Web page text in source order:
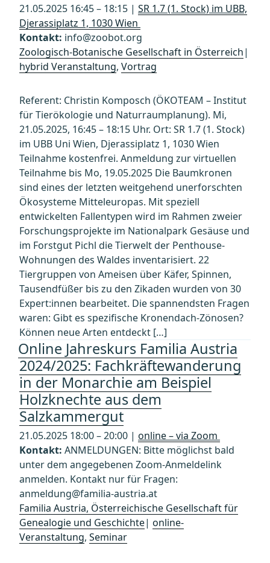
21.05.2025 16:45 – 18:15 | SR 1.7 (1. Stock) im UBB,
Djerassiplatz 1, 1030 Wien
Kontakt: info@zoobot.org
Zoologisch-Botanische Gesellschaft in Österreich|
hybrid Veranstaltung, Vortrag
Referent: Christin Komposch (ÖKOTEAM – Institut
für Tierökologie und Naturraumplanung). Mi,
21.05.2025, 16:45 – 18:15 Uhr. Ort: SR 1.7 (1. Stock)
im UBB Uni Wien, Djerassiplatz 1, 1030 Wien
Teilnahme kostenfrei. Anmeldung zur virtuellen
Teilnahme bis Mo, 19.05.2025 Die Baumkronen
sind eines der letzten weitgehend unerforschten
Ökosysteme Mitteleuropas. Mit speziell
entwickelten Fallentypen wird im Rahmen zweier
Forschungsprojekte im Nationalpark Gesäuse und
im Forstgut Pichl die Tierwelt der Penthouse-
Wohnungen des Waldes inventarisiert. 22
Tiergruppen von Ameisen über Käfer, Spinnen,
Tausendfüßer bis zu den Zikaden wurden von 30
Expert:innen bearbeitet. Die spannendsten Fragen
waren: Gibt es spezifische Kronendach-Zönosen?
Können neue Arten entdeckt […]
Online Jahreskurs Familia Austria
2024/2025: Fachkräftewanderung
in der Monarchie am Beispiel
Holzknechte aus dem
Salzkammergut
21.05.2025 18:00 – 20:00 | online – via Zoom
Kontakt: ANMELDUNGEN: Bitte möglichst bald
unter dem angegebenen Zoom-Anmeldelink
anmelden. Kontakt nur für Fragen:
anmeldung@familia-austria.at
Familia Austria, Österreichische Gesellschaft für
Genealogie und Geschichte| online-
Veranstaltung, Seminar